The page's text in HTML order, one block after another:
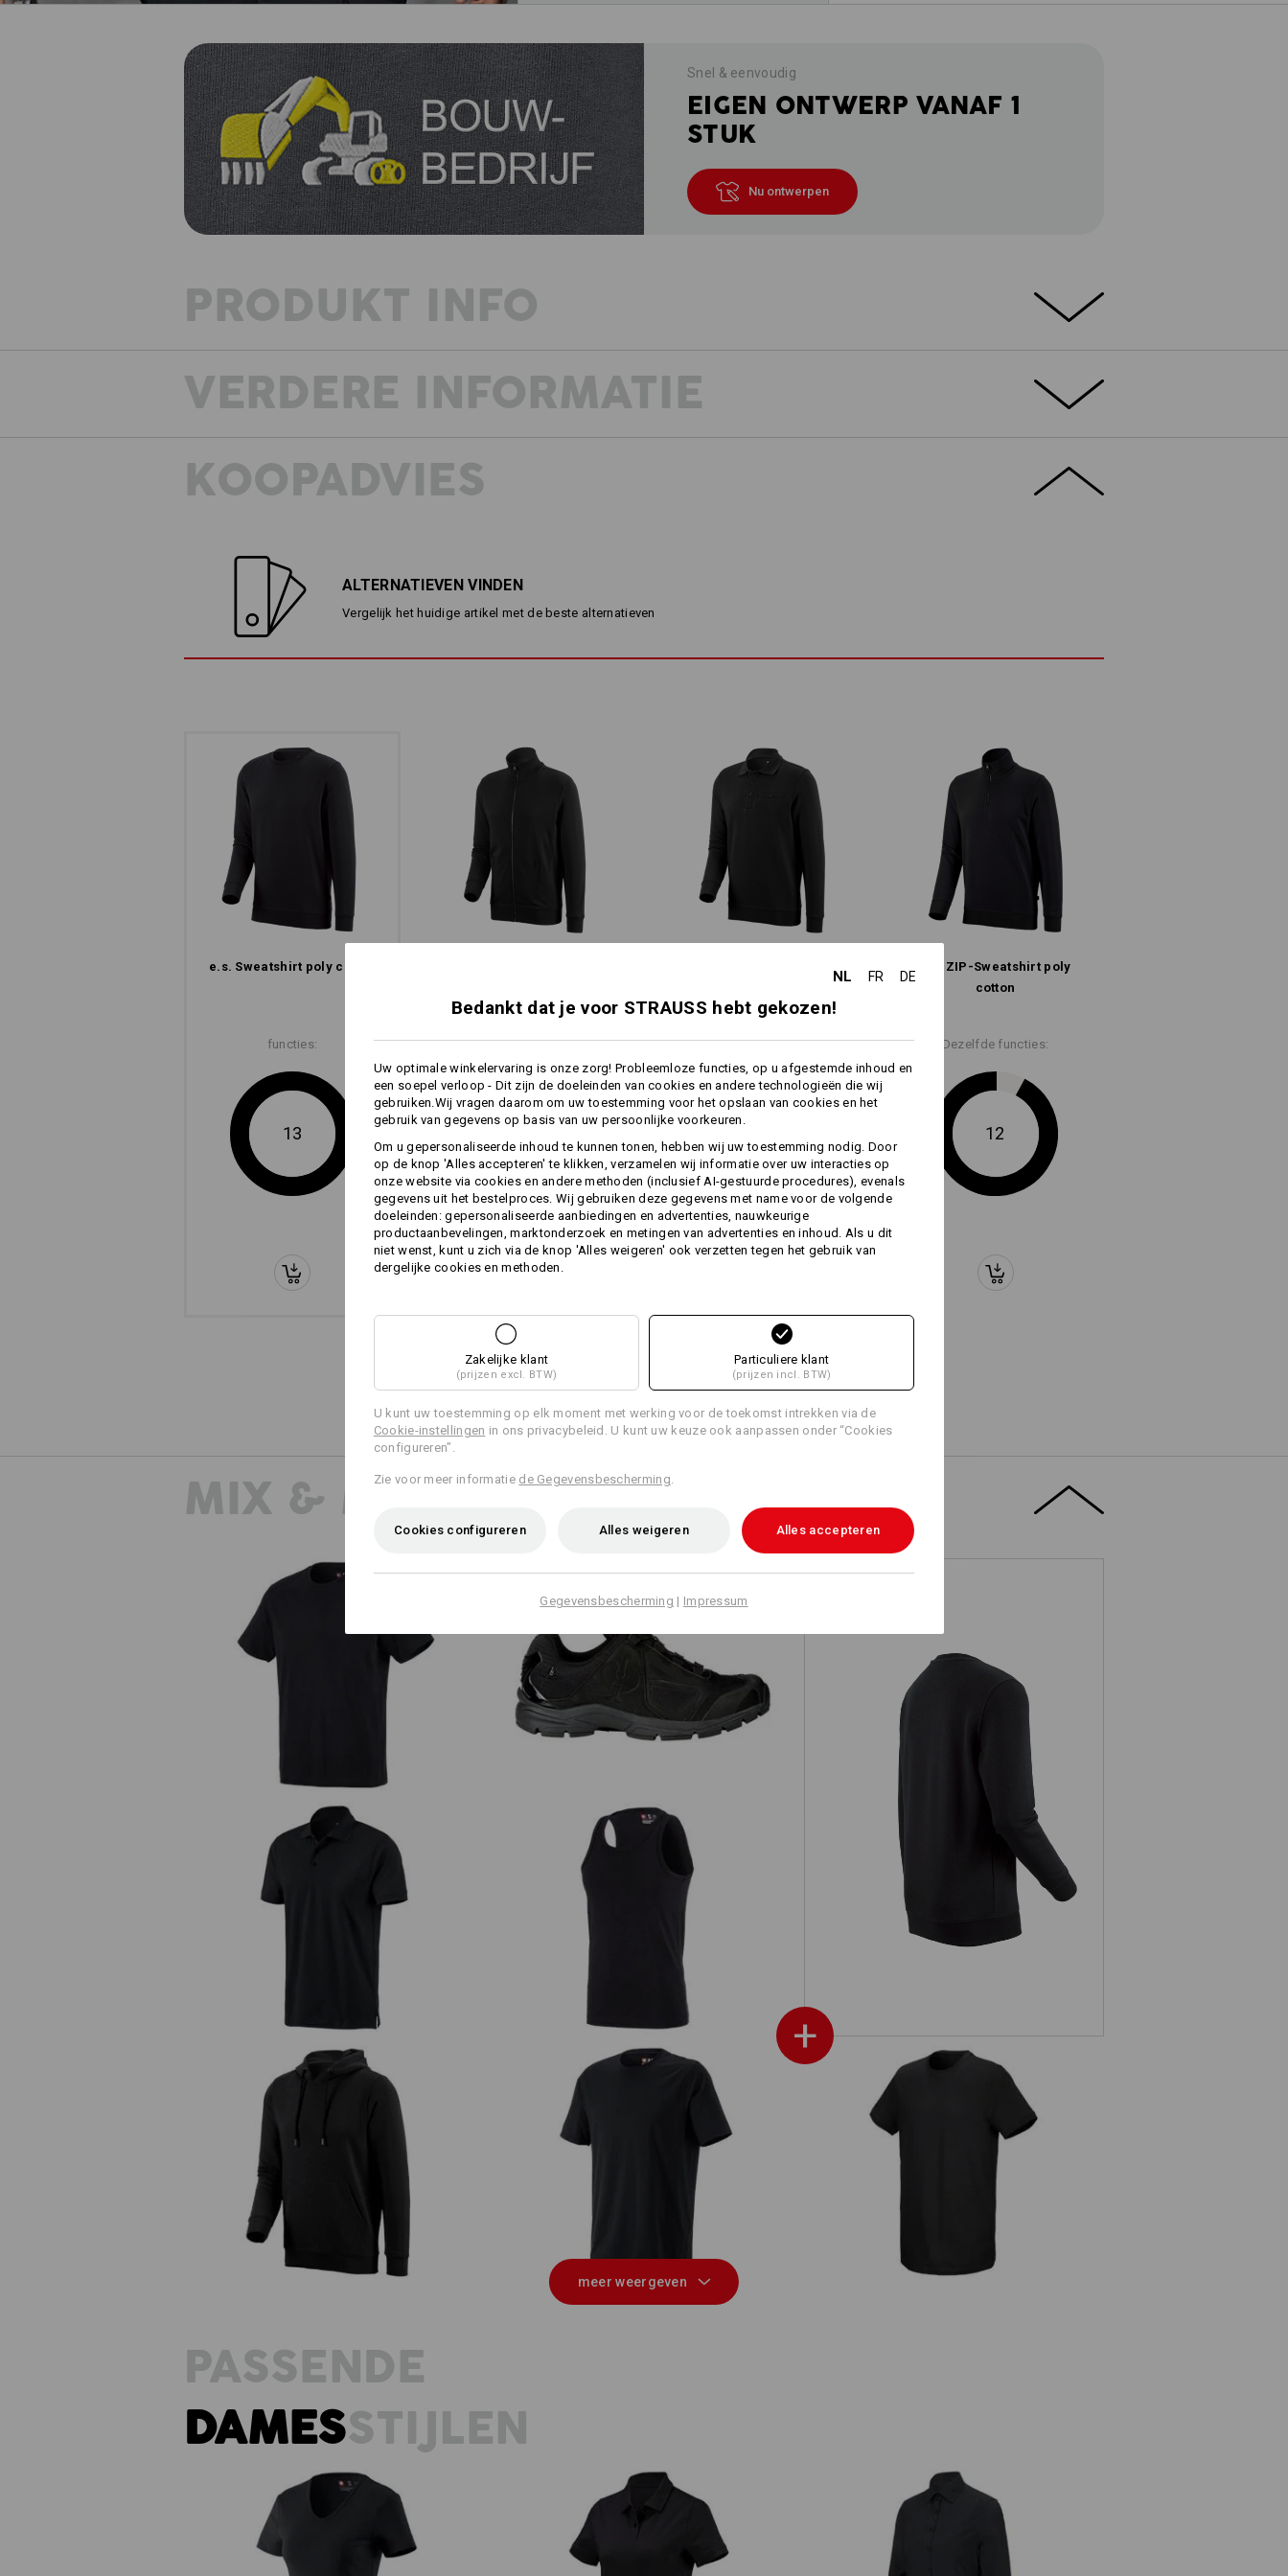
Snel & eenvoudig
EIGEN ONTWERP VANAF 1
STUK
Nu ontwerpen
PRODUKT INFO
BIJZONDER KLEURECHT - ONDERHOUDSARM - NORMALE PASVORM
Bij het e.s. sweatshirt poly cotton zijn comfort en stijl in perfecte harmonie. De
en onderhoudsvriendelijkheid, de elastische boorden in de band- en het
uitdagingen de dag ook heeft gebracht: de duurzame, aansprekende kleuren
van dit comfortabele sweatshirt stralen telkens weer wanneeru het draagt.
met ronde hals en zachte binnenkant
60% Katoen (ca. 300 g/m²)
Wasvoorschrift:
Machinewas 60°C gemakkelijk
Niet bleken
Drogen in droger behoedzaam
Warm strijken
Niet droog reinigen
VERDERE INFORMATIE
1 SWEATSHIRT – 2 MODELLEN
VOOR IEDEREEN DE JUISTE PASVORM
moderne
pasvorm
e.s. Sweatshirt poly cotton
moderne pasvorm, langer
e.s. Sweatshirt poly cotton, long fit
KOOPADVIES
ALTERNATIEVEN VINDEN
Vergelijk het huidige artikel met de beste alternatieven
e.s. Sweatshirt poly cotton
functies:
13
e.s. ZIP-Sweatshirt poly
cotton
Dezelfde functies:
+1 andere functie
Dezelfde functies:
+1 andere functie
Dezelfde functies:
12
Alle details vergelijken
MIX & MATCH
e.s. Sweatshirt poly cotton
+
e.s. T-Shirt cotton O2 Werkschoenen e.s. Minkar II
e.s. Polo-Shirt cotton e.s. Athletic-Shirt cotton
e.s. Hoody-Sweatshirt poly cotton e.s. T-Shirt cotton, long fit e.s. T-Shirt cotton stretch, long fit
meer weergeven
PASSENDE
DAMESSTIJLEN
NL FR DE
Bedankt dat je voor STRAUSS hebt gekozen!
Uw optimale winkelervaring is onze zorg! Probleemloze functies, op u afgestemde inhoud en
een soepel verloop - Dit zijn de doeleinden van cookies en andere technologieën die wij
gebruiken.Wij vragen daarom om uw toestemming voor het opslaan van cookies en het
gebruik van gegevens op basis van uw persoonlijke voorkeuren.
Om u gepersonaliseerde inhoud te kunnen tonen, hebben wij uw toestemming nodig. Door
op de knop 'Alles accepteren' te klikken, verzamelen wij informatie over uw interacties op
onze website via cookies en andere methoden (inclusief AI-gestuurde procedures), evenals
gegevens uit het bestelproces. Wij gebruiken deze gegevens met name voor de volgende
doeleinden: gepersonaliseerde aanbiedingen en advertenties, nauwkeurige
productaanbevelingen, marktonderzoek en metingen van advertenties en inhoud. Als u dit
niet wenst, kunt u zich via de knop 'Alles weigeren' ook verzetten tegen het gebruik van
dergelijke cookies en methoden.
Zakelijke klant
(prijzen excl. BTW)
Particuliere klant
(prijzen incl. BTW)
U kunt uw toestemming op elk moment met werking voor de toekomst intrekken via de
Cookie-instellingen in ons privacybeleid. U kunt uw keuze ook aanpassen onder “Cookies
configureren”.
Zie voor meer informatie de Gegevensbescherming
Cookies configureren Alles weigeren Alles accepteren
Gegevensbescherming | Impressum